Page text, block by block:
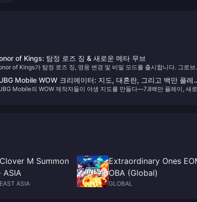
of Kings: 탐정 로즈 징 & 새로운 메타 무브
of Kings가 탐정 로즈 징, 영웅 변경 및 비밀 모드를 출시합니다. 그로브
Mobile WOW 크리에이터: 지도, 대혼란, 그리고 백만 플레
스터리Mobile의 WOW 제작자들이 야생 지도를 만들다—7.8백만 플레이, 새
M Summon
ASIA
ASIA
Extraordinary Ones
OBA (Global)
GLOBAL